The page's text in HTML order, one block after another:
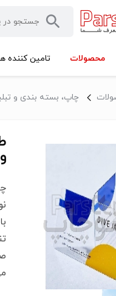
محصولات تامین کننده
چاپ، بسته بندی و